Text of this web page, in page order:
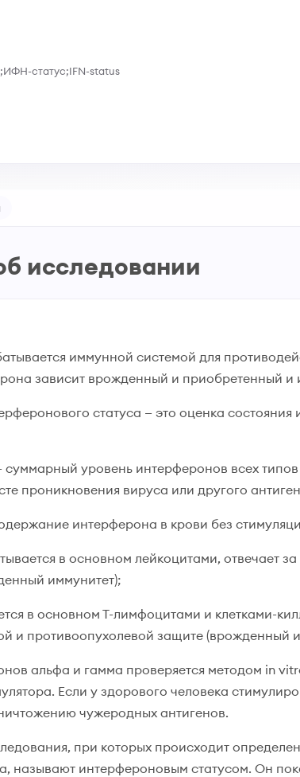
статус;IFN-status
исследовании
иммунной системой для
зависит врожденный и приобретенный и
статуса — это оценка
уровень интерферонов всех
проникновения вируса или другого
интерферона в крови без
в основном лейкоцитами, отвечает
иммунитет);
в основном Т-лимфоцитами и клетками-
и противоопухолевой защите (врожденный
альфа и гамма проверяется методом in
Если у здорового человека
чужеродных антигенов.
при которых происходит
называют интерфероновым статусом. Он